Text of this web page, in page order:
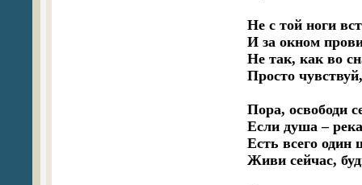
Не с той ноги
И за окном
Не так, как во
Просто
Пора, освободи
Если душа –
Есть всего один
Живи сейчас,